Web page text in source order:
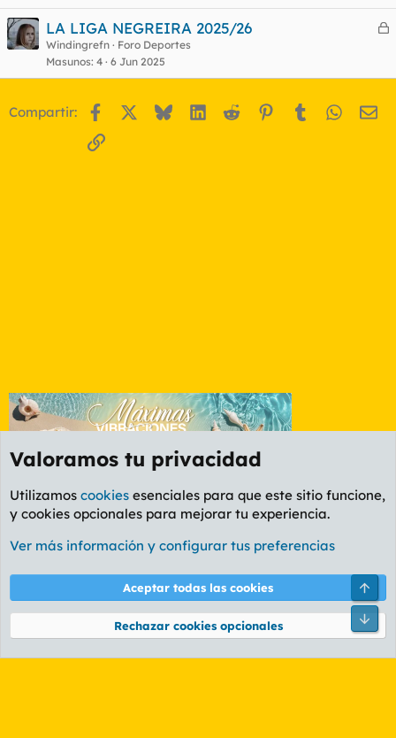
C
r
LA LIGA NEGREIRA 2025/26
Windingrefn
Foro Deportes
Masunos 4 6 Jun 2025
Compartir: Facebook BlueskyLinkedIn
Reddit Pinterest
Tumblr
Enlace
Foro Deportes
Cookies
PL OLDSTYLE AMARILLO
Términos y reglas Política de privacidad Ayuda
Community platform by XenForo® © 2010-2026 XenForo Ltd.
Valoramos tu privacidad
Utilizamos cookies esenciales para que este sitio funcione,
y cookies opcionales para mejorar tu experiencia.
Ver más información y configurar tus preferencias
Aceptar todas las cookies
Rechazar cookies opcionales
Pie